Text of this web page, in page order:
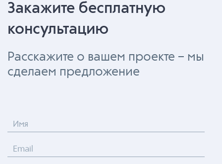
Закажите бесплатную
консультацию
Расскажите о вашем проекте – мы
сделаем предложение
Имя
Email